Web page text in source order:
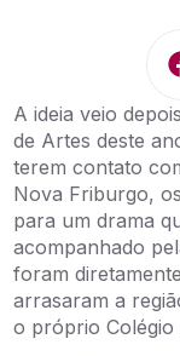
A ideia veio
de Artes deste
terem contato
Nova Friburgo,
para um drama
acompanhado
foram
arrasaram a
o próprio Colégio